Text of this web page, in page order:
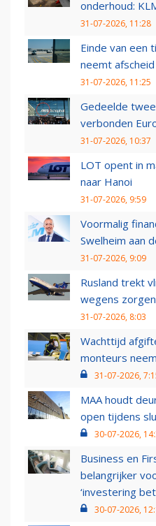
onderhoud:
31-07-2026, 11:28
Einde van een
neemt
31-07-2026, 11:25
Gedeelde
verbonden
31-07-2026, 10:37
LOT opent in
naar Hanoi
31-07-2026, 9:59
Voormalig
Swelheim aan
31-07-2026, 9:09
Rusland trekt
wegens
31-07-2026, 8:03
Wachttijd
monteurs
31-07-2026,
MAA houdt
open tijdens
30-07-2026,
Business en
belangrijker
‘investering
30-07-2026,